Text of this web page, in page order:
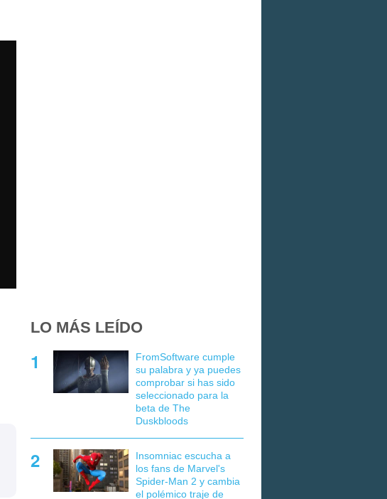
LO MÁS LEÍDO
FromSoftware cumple
su palabra y ya puedes
comprobar si has sido
seleccionado para la
beta de The
Duskbloods
Insomniac escucha a
los fans de Marvel's
Spider-Man 2 y cambia
el polémico traje de